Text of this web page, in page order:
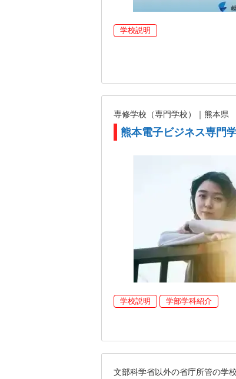
学校説明
専修学校（専門学校）｜熊本県
熊本電子ビジネス専門
学校説明 学部学科紹介
文部科学省以外の省庁所管の学